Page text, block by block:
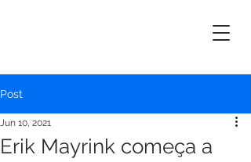
Post
Erik Mayrink começa a
Jun 10, 2021